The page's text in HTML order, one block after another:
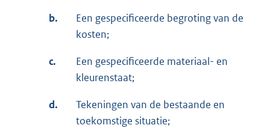
b.
Een gespecificeerde begroting van de
kosten;
c.
Een gespecificeerde materiaal- en
kleurenstaat;
d.
Tekeningen van de bestaande en
toekomstige situatie;